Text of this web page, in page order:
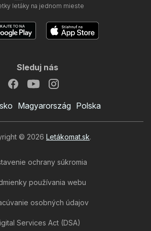
letáky na jednom mieste
Sleduj nás
Magyarország Polska
© 2026 Letákomat.sk.
ochrany súkromia
používania webu
osobných údajov
Services Act (DSA)